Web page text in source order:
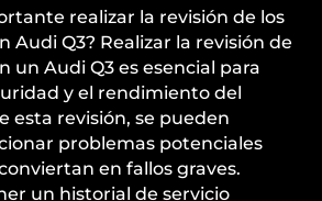
realizar la revisión de los
Audi Q3? Realizar la revisión de
un Audi Q3 es esencial para
y el rendimiento del
esta revisión, se pueden
problemas potenciales
en fallos graves.
un historial de servicio